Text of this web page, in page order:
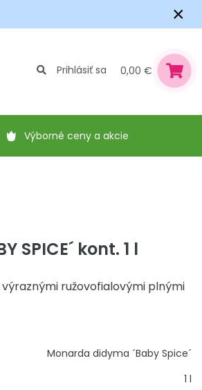
×
Prihlásiť sa 0,00 €
Výborné ceny a akcie
SPICE´ kont. 1 l
ružovofialovými plnými
Monarda didyma ´Baby Spice´
1 l